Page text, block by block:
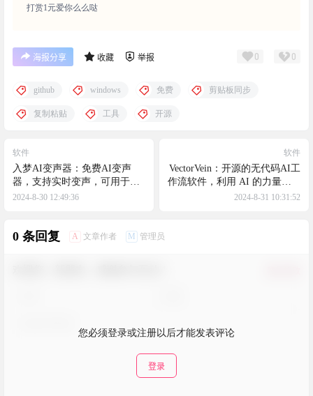
打赏1元爱你么么哒
海报分享 收藏 举报 0 0
github windows 免费 剪贴板同步
复制粘贴 工具 开源
软件
入梦AI变声器：免费AI变声
器，支持实时变声，可用于游
戏直播和聊天
2024-8-30 12:49:36
软件
VectorVein：开源的无代码AI工
作流软件，利用 AI 的力量构建
您的个人知识库+自动化工作流
2024-8-31 10:31:52
0 条回复 A 文章作者 M 管理员
您必须登录或注册以后才能发表评论
登录